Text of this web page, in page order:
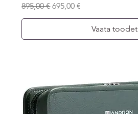
Regular Price
895,00 €Sale Price
695,00 €
Vaata toodet